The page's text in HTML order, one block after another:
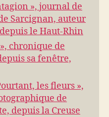
», journal de
Sarcignan, auteur
le Haut-Rhin
chronique de
sa fenêtre,
les fleurs »,
de
depuis la Creuse